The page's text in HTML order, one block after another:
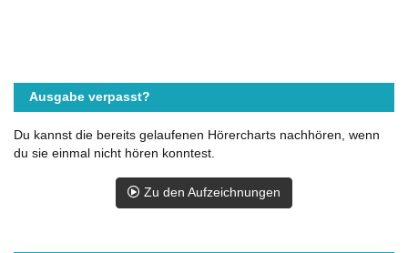
Ausgabe verpasst?
Du kannst die bereits gelaufenen Hörercharts nachhören, wenn
du sie einmal nicht hören konntest.
Zu den Aufzeichnungen